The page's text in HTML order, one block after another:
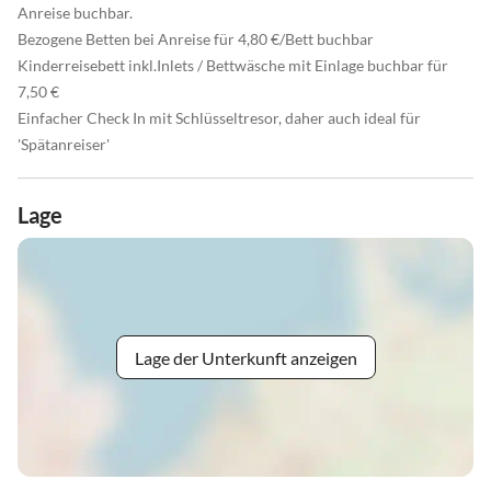
Anreise buchbar.
Bezogene Betten bei Anreise für 4,80 €/Bett buchbar
Kinderreisebett inkl.Inlets / Bettwäsche mit Einlage buchbar für
7,50 €
Einfacher Check In mit Schlüsseltresor, daher auch ideal für
'Spätanreiser'
Lage
Lage der Unterkunft anzeigen